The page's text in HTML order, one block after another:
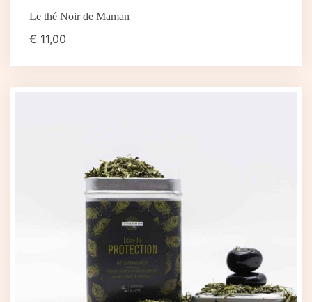
Le thé Noir de Maman
€ 11,00